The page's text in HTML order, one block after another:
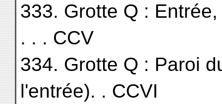
333. Grotte Q :
. . . CCV
334. Grotte Q : Paroi
l'entrée). . CCVI